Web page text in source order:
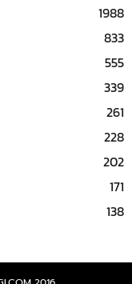
1988
833
555
339
261
228
202
171
138